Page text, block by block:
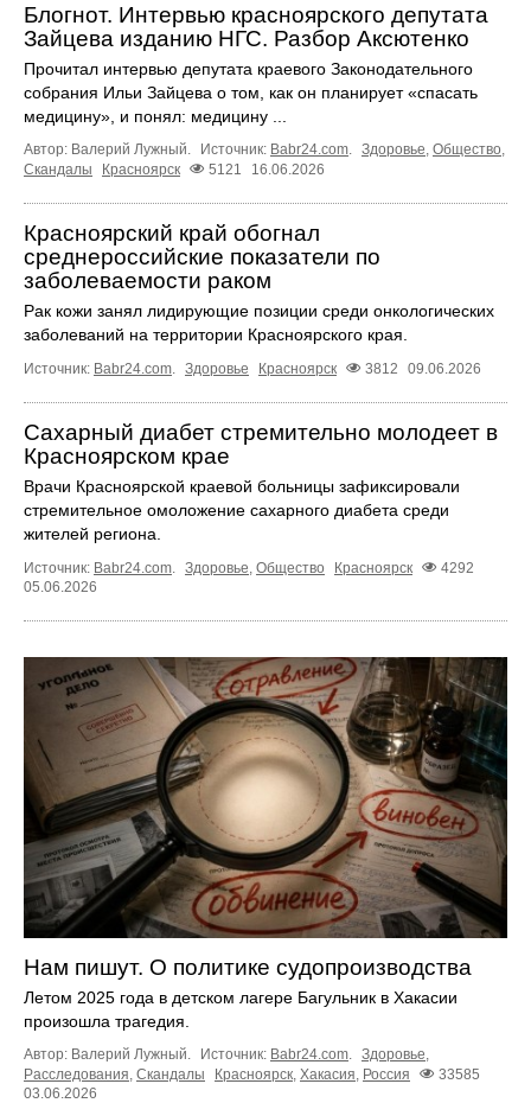
Блогнот. Интервью красноярского депутата
Зайцева изданию НГС. Разбор Аксютенко
Прочитал интервью депутата краевого Законодательного
собрания Ильи Зайцева о том, как он планирует «спасать
медицину», и понял: медицину ...
Автор: Валерий Лужный. Источник: Babr24.com Здоровье Общество
Скандалы
Красноярск 5121 16.06.2026
Красноярский край обогнал
среднероссийские показатели по
заболеваемости раком
Рак кожи занял лидирующие позиции среди онкологических
заболеваний на территории Красноярского края.
Источник: Babr24.com. Здоровье Красноярск 3812 09.06.2026
Сахарный диабет стремительно молодеет в
Красноярском крае
Врачи Красноярской краевой больницы зафиксировали
стремительное омоложение сахарного диабета среди
жителей региона.
Источник: Babr24.com. Здоровье, Общество Красноярск
4292
05.06.2026
Нам пишут. О политике судопроизводства
Летом 2025 года в детском лагере Багульник в Хакасии
произошла трагедия.
Автор: Валерий Лужный. Источник: Babr24.com Здоровье
Расследования Скандалы Красноярск Хакасия Россия
33585
03.06.2026